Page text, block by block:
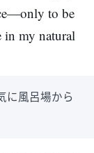
to be
in my natural
に風呂場から